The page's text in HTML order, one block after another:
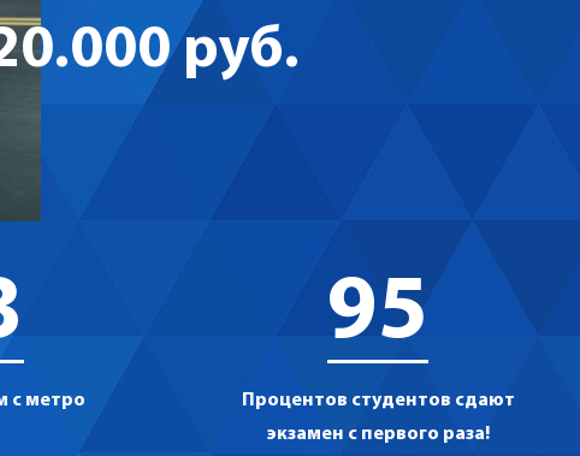
руб.
с метро
95
Процентов студентов сдают
экзамен с первого раза!